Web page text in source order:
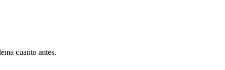
cuanto antes.